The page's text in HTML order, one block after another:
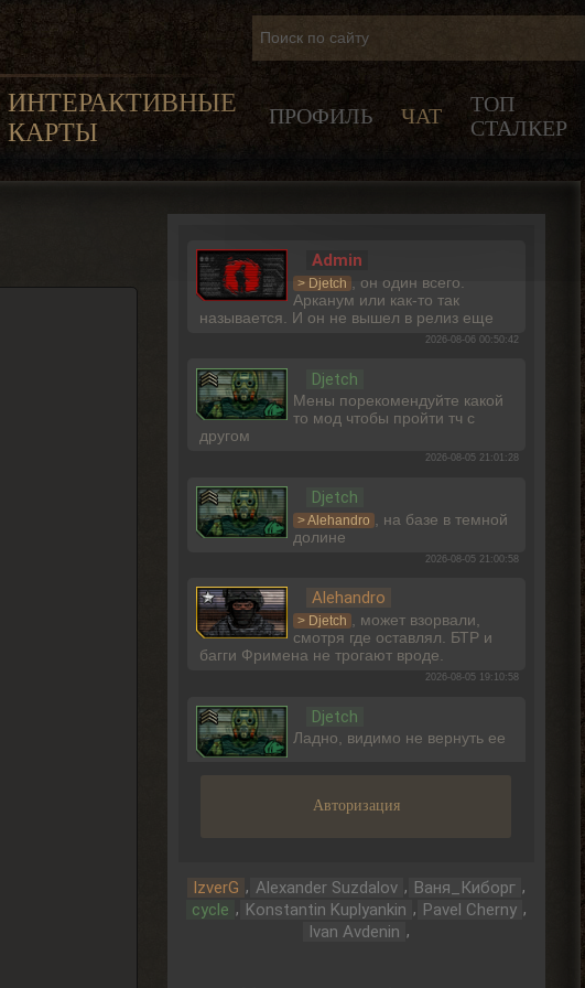
ИНТЕРАКТИВНЫЕ
КАРТЫ
ПРОФИЛЬ ЧАТ
ТОП
СТАЛКЕР
Admin
> Djetch , он один всего.
Арканум или как-то так
называется. И он не вышел в релиз еще
2026-08-06 00:50:42
Djetch
Мены порекомендуйте какой
то мод чтобы пройти тч с
другом
2026-08-05 21:01:28
Djetch
> Alehandro , на базе в темной
долине
2026-08-05 21:00:58
Alehandro
> Djetch , может взорвали,
смотря где оставлял. БТР и
багги Фримена не трогают вроде.
2026-08-05 19:10:58
Djetch
Ладно, видимо не вернуть ее
Djetch
Djetch
А че делать если машину
Авторизация
IzverG , Alexander Suzdalov , Ваня_Киборг ,
cycle , Konstantin Kuplyankin , Pavel Cherny ,
Ivan Avdenin ,